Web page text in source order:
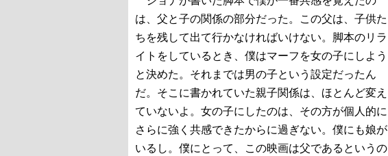
は、父と子の関係の部分だった。この父は、子供た
ちを残して出て行かなければいけない。脚本のリラ
イトをしているとき、僕はマーフを女の子にしよう
と決めた。それまでは男の子という設定だったん
だ。そこに書かれていた親子関係は、ほとんど変え
ていないよ。女の子にしたのは、その方が個人的に
さらに強く共感できたからに過ぎない。僕にも娘が
いるし。僕にとって、この映画は父であるというの